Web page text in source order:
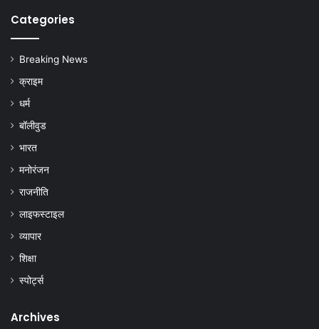
Categories
Breaking News
क्राइम
धर्म
बॉलीवुड
भारत
मनोरंजन
राजनीति
लाइफस्टाइल
व्यापार
शिक्षा
स्पोर्ट्स
Archives